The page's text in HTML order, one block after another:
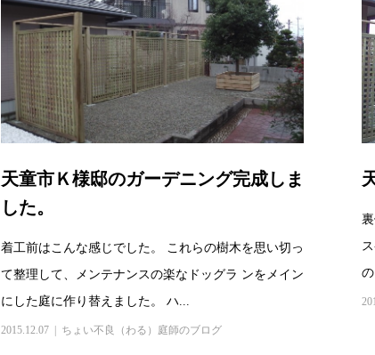
天童市Ｋ様邸のガーデニング完成しま
した。
着工前はこんな感じでした。 これらの樹木を思い切っ
て整理して、メンテナンスの楽なドッグラ ンをメイン
にした庭に作り替えました。 ハ...
2015.12.07 ちょい不良（わる）庭師のブログ